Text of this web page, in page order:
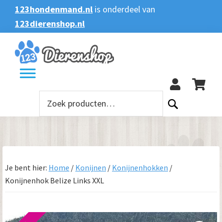
Spring
naar
de
hoofdnavigatie
Door
naar
de
hoofd
inhoud
Spring
naar
de
voettekst
123hondenmand.nl is onderdeel van
123dierenshop.nl
Zoeken
Zoeken
naar:
Je bent hier: Home / Konijnen / Konijnenhokken /
Konijnenhok Belize Links XXL